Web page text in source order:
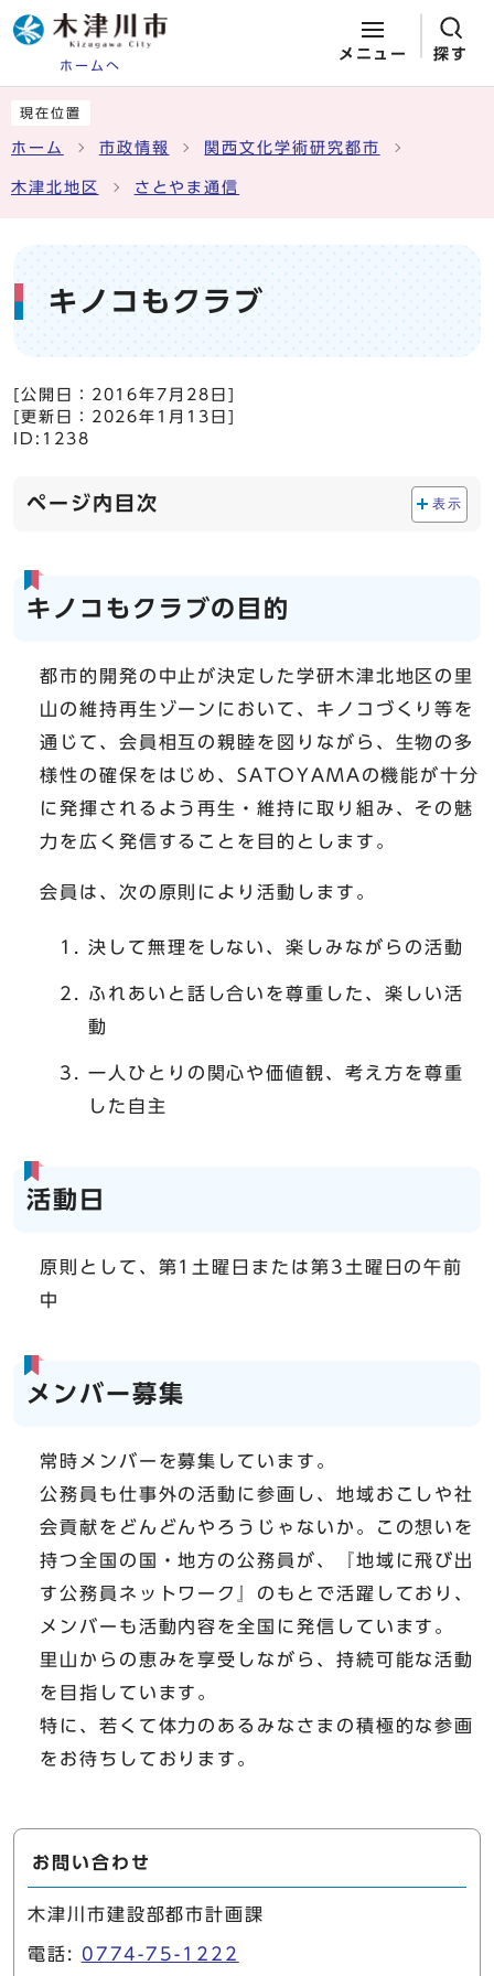
ホームへ
メニュー 探す
現在位置
ホーム 市政情報 関西文化学術研究都市
木津北地区 さとやま通信
キノコもクラブ
[公開日： 2016年7月28日
[更新日： 2026年1月13日
ID:1238
ページ内目次 表示
キノコもクラブの目的
都市的開発の中止が決定した学研木津北地区の里
山の維持再生ゾーンにおいて、キノコづくり等を
通じて、会員相互の親睦を図りながら、生物の多
様性の確保をはじめ、SATOYAMAの機能が十分
に発揮されるよう再生・維持に取り組み、その魅
力を広く発信することを目的とします。
会員は、次の原則により活動します。
決して無理をしない、楽しみながらの活動
ふれあいと話し合いを尊重した、楽しい活
動
一人ひとりの関心や価値観、考え方を尊重
した自主
活動日
原則として、第1土曜日または第3土曜日の午前
中
メンバー募集
常時メンバーを募集しています。
公務員も仕事外の活動に参画し、地域おこしや社
会貢献をどんどんやろうじゃないか。この想いを
持つ全国の国・地方の公務員が、『地域に飛び出
す公務員ネットワーク』のもとで活躍しており、
メンバーも活動内容を全国に発信しています。
里山からの恵みを享受しながら、持続可能な活動
を目指しています。
特に、若くて体力のあるみなさまの積極的な参画
をお待ちしております。
お問い合わせ
木津川市建設部都市計画課
電話: 0774-75-1222